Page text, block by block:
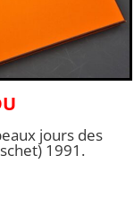
jours des
1991.